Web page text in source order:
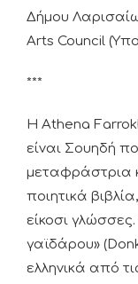
Δήμου
Arts Council
***
Η Athena
είναι Σουηδή
μεταφράστρια
ποιητικά
είκοσι
γαϊδάρου»
ελληνικά από